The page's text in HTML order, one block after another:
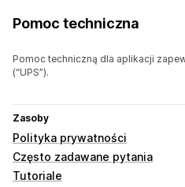
Pomoc techniczna
Pomoc techniczną dla aplikacji
(“UPS”).
Zasoby
Polityka prywatności
Często zadawane pytania
Tutoriale